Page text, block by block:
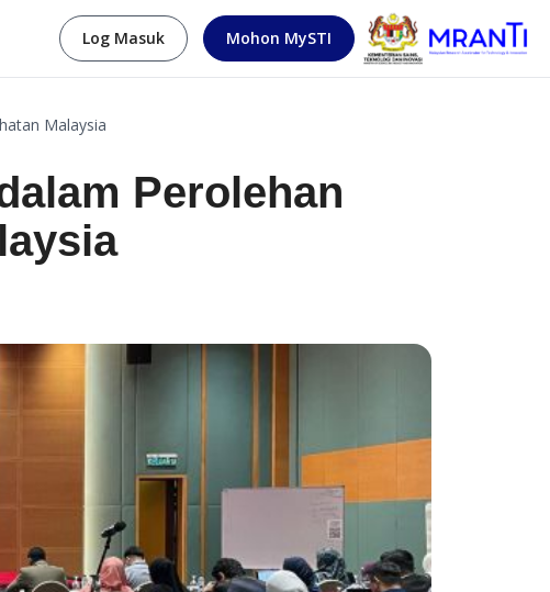
Log Masuk Mohon MySTI
Malaysia
Perolehan